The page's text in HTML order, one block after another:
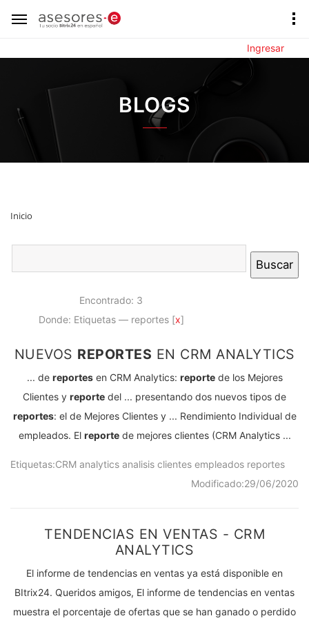
Ingresar
BLOGS
Inicio
Encontrado: 3
Donde: Etiquetas — reportes [x]
NUEVOS REPORTES EN CRM ANALYTICS
... de reportesen CRM Analytics: reportede los Mejores
Clientes y reporte del ... presentando dos nuevos tipos de
reportes: el de Mejores Clientes y ... Rendimiento Individual de
empleados. El reportede mejores clientes (CRM Analytics ...
Etiquetas:CRM analytics analisis clientes empleados reportes
Modificado:29/06/2020
TENDENCIAS EN VENTAS - CRM
ANALYTICS
El informe de tendencias en ventas ya está disponible en
BItrix24. Queridos amigos, El informe de tendencias en ventas
muestra el porcentaje de ofertas que se han ganado o perdido